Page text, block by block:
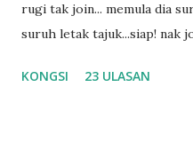
rugi tak join... memula dia
suruh letak tajuk...siap! nak
KONGSI 23 ULASAN